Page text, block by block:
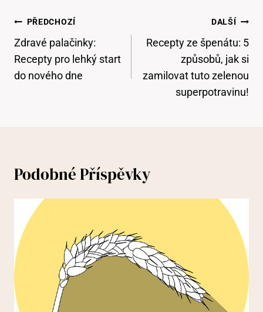
Navigace
Pro
Příspěvek
PŘEDCHOZÍ
Zdravé palačinky:
Recepty pro lehký start
do nového dne
DALŠÍ
Recepty ze špenátu: 5
způsobů, jak si
zamilovat tuto zelenou
superpotravinu!
Podobné Příspěvky